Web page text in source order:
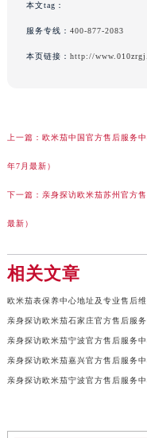
本文tag：
服务专线： 400-877-2083
本页链接： http://
上一篇： 欧米茄中国官方售后服务
年7月最新）
下一篇： 亲身探访欧米茄苏州官方
最新）
相关文章